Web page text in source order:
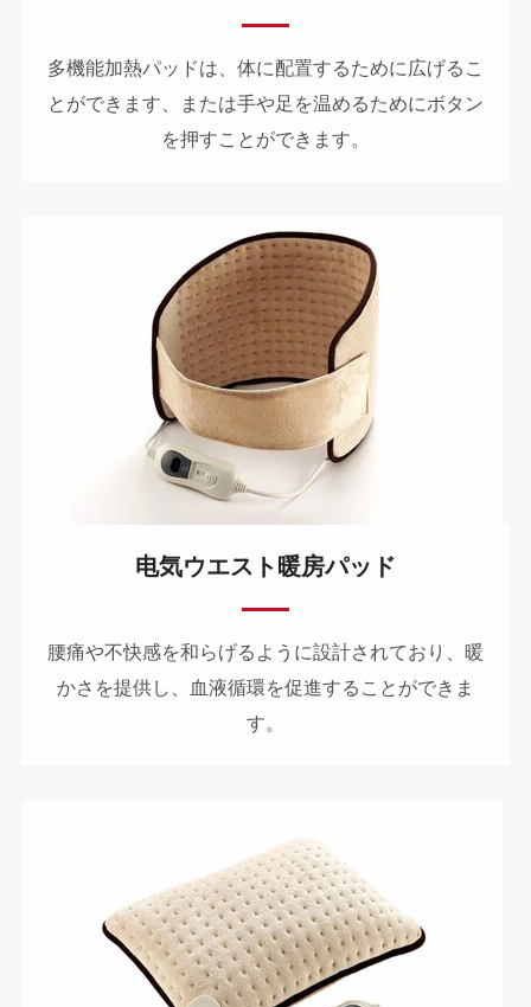
多機能加熱パッドは、体に配置するために広げるこ
とができます、または手や足を温めるためにボタン
を押すことができます。
电気ウエスト暖房パッド
腰痛や不快感を和らげるように設計されており、暖
かさを提供し、血液循環を促進することができま
す。